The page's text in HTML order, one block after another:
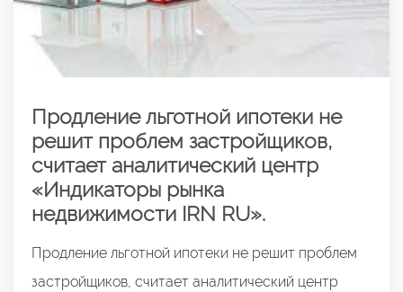
Продление льготной ипотеки не
решит проблем застройщиков,
считает аналитический центр
«Индикаторы рынка
недвижимости IRN RU».
Продление льготной ипотеки не решит проблем
застройщиков, считает аналитический центр